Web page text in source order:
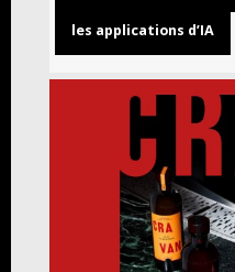
les applications d’IA